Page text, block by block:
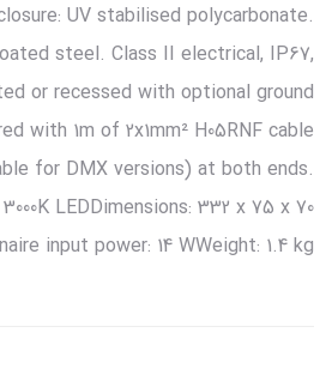
UV stabilised polycarbonate.
steel. Class II electrical, IP67,
or recessed with optional ground
with 1m of 2x1mm² H05RNF cable
for DMX versions) at both ends.
LEDDimensions: 332 x 75 x 70
input power: 14 WWeight: 1.4 kg